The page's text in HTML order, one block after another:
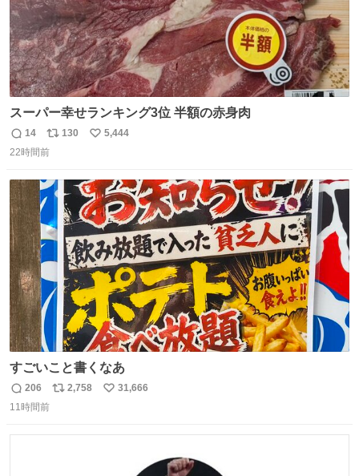
スーパー幸せランキング3位 半額の赤身肉
返
信
14
リ
ポ
ト
130
い
数
5,444
22時間前
すごいこと書くなあ
返
信
206
リ
2,758
い
31,666
11時間前